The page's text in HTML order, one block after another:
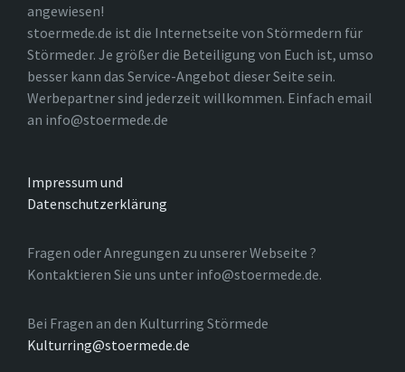
angewiesen!
stoermede.de ist die Internetseite von Störmedern für
Störmeder. Je größer die Beteiligung von Euch ist, umso
besser kann das Service-Angebot dieser Seite sein.
Werbepartner sind jederzeit willkommen. Einfach email
an info@stoermede.de
Impressum und
Datenschutzerklärung
Fragen oder Anregungen zu unserer Webseite ?
Kontaktieren Sie uns unter info@stoermede.de.
Bei Fragen an den Kulturring Störmede
Kulturring@stoermede.de